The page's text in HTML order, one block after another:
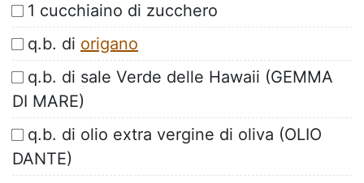
1 cucchiaino di zucchero
q.b. di origano
q.b. di sale Verde delle Hawaii (GEMMA
DI MARE)
q.b. di olio extra vergine di oliva (OLIO
DANTE)